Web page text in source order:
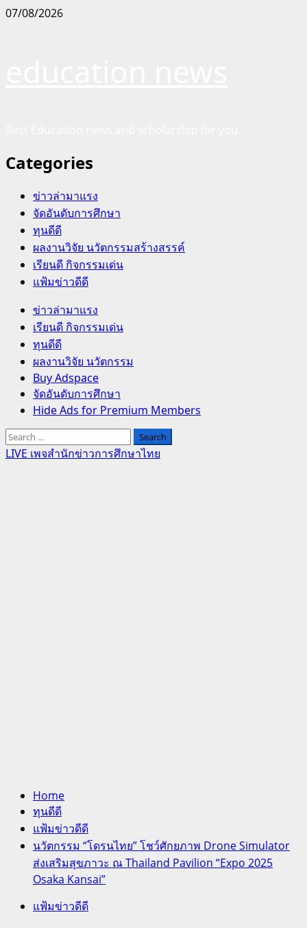
Skip
07/08/2026
Categories
ข่าวล่ามาแรง
จัดอันดับการศึกษา
ทุนดีดี
ผลงานวิจัย นวัตกรรมสร้างสรรค์
เรียนดี กิจกรรมเด่น
แฟ้มข่าวดีดี
Primary
Menu
ข่าวล่ามาแรง
เรียนดี กิจกรรมเด่น
ทุนดีดี
ผลงานวิจัย นวัตกรรม
Buy Adspace
จัดอันดับการศึกษา
Hide Ads for Premium Members
Search
for:
LIVE เพจสำนักข่าวการศึกษาไทย
Home
ทุนดีดี
แฟ้มข่าวดีดี
นวัตกรรม “โดรนไทย” โชว์ศักยภาพ Drone Simulator
ส่งเสริมสุขภาวะ ณ Thailand Pavilion “Expo 2025
Osaka Kansai”
แฟ้มข่าวดีดี